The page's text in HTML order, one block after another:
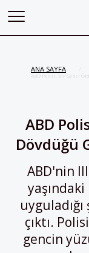
ANA SAYFA
ABD Polisi, Bir Genci
ABD
Dövdüğü
ABD'nin
çıktı.
gencin